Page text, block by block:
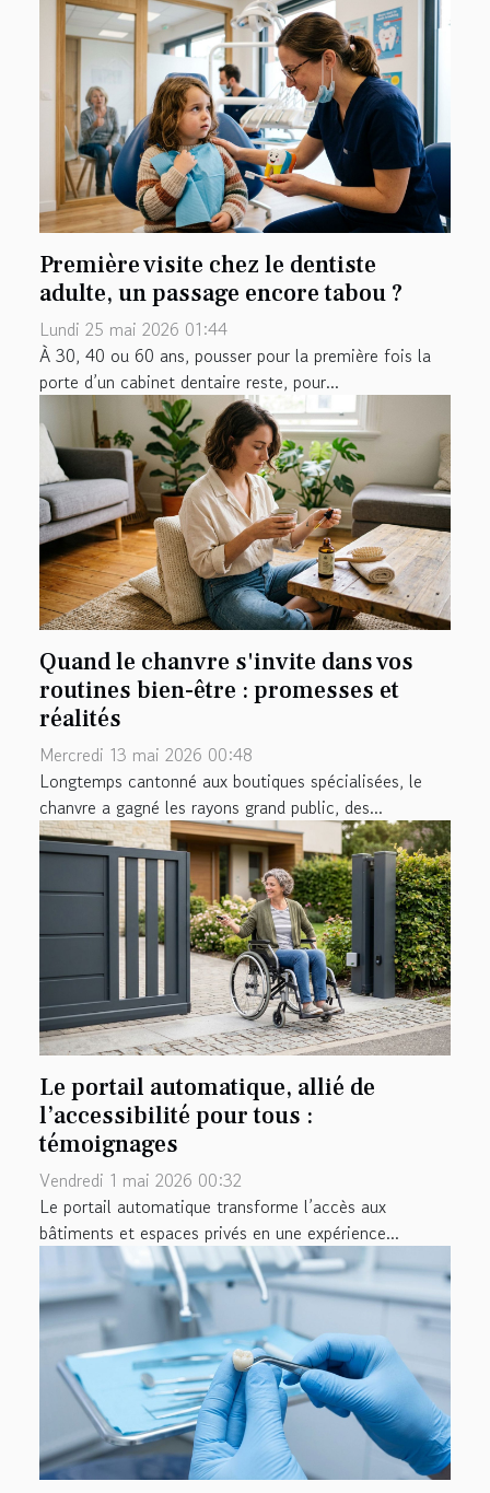
Première visite chez le dentiste
adulte, un passage encore tabou ?
Lundi 25 mai 2026 01:44
À 30, 40 ou 60 ans, pousser pour la première fois la
porte d’un cabinet dentaire reste, pour...
Quand le chanvre s'invite dans vos
routines bien-être : promesses et
réalités
Mercredi 13 mai 2026 00:48
Longtemps cantonné aux boutiques spécialisées, le
chanvre a gagné les rayons grand public, des...
Le portail automatique, allié de
l’accessibilité pour tous :
témoignages
Vendredi 1 mai 2026 00:32
Le portail automatique transforme l’accès aux
bâtiments et espaces privés en une expérience...